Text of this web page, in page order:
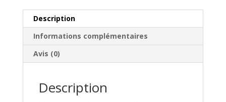
Description
Informations complémentaires
Avis (0)
Description